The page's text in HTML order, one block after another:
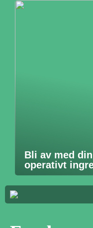
Bli av med
operativt